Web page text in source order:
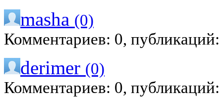
masha (0)
Комментариев: 0,
derimer (0)
Комментариев: 0,